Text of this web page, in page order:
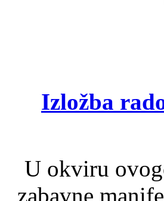
Izložba
U okviru
zabavne